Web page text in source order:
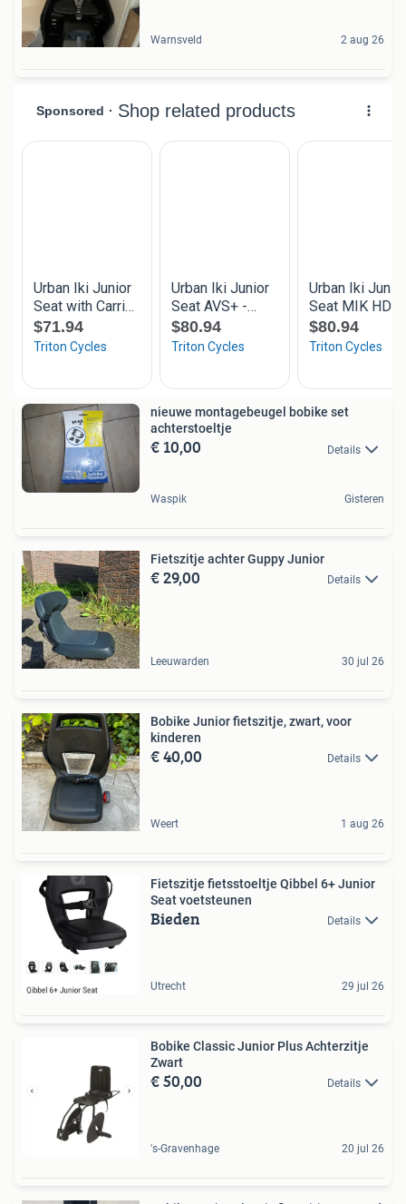
Warnsveld 2 aug 26
nieuwe montagebeugel bobike set
achterstoeltje
€ 10,00 Details
Waspik Gisteren
Fietszitje achter Guppy Junior
€ 29,00 Details
Leeuwarden 30 jul 26
Bobike Junior fietszitje, zwart, voor
kinderen
€ 40,00 Details
Weert 1 aug 26
Fietszitje fietsstoeltje Qibbel 6+ Junior
Seat voetsteunen
Bieden Details
Utrecht 29 jul 26
Bobike Classic Junior Plus Achterzitje
Zwart
€ 50,00 Details
's-Gravenhage 20 jul 26